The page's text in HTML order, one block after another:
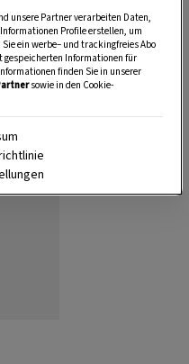
unsere Partner verarbeiten Daten,
Profile erstellen, um
ein werbe– und trackingfreies Abo
gespeicherten Informationen für
finden Sie in unserer
sowie in den Cookie-